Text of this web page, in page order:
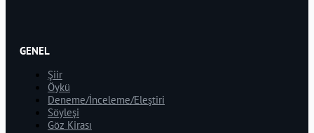
GENEL
Şiir
Öykü
Deneme/İnceleme/Eleştiri
Söyleşi
Göz Kirası